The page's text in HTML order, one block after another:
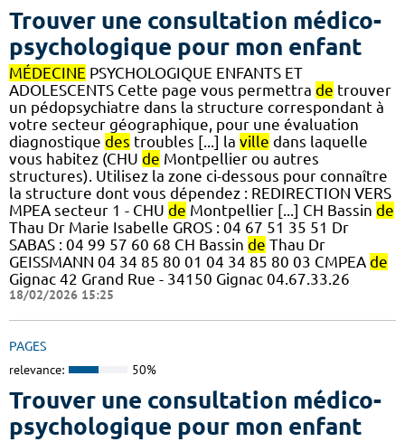
Trouver une consultation médico-
psychologique pour mon enfant
MÉDECINE PSYCHOLOGIQUE ENFANTS ET
ADOLESCENTS Cette page vous permettra de trouver
un pédopsychiatre dans la structure correspondant à
votre secteur géographique, pour une évaluation
diagnostique des troubles [...] la ville dans laquelle
vous habitez (CHU de Montpellier ou autres
structures). Utilisez la zone ci-dessous pour connaître
la structure dont vous dépendez : REDIRECTION VERS
MPEA secteur 1 - CHU de Montpellier [...] CH Bassin de
Thau Dr Marie Isabelle GROS : 04 67 51 35 51 Dr
SABAS : 04 99 57 60 68 CH Bassin de Thau Dr
GEISSMANN 04 34 85 80 01 04 34 85 80 03 CMPEA de
Gignac 42 Grand Rue - 34150 Gignac 04.67.33.26
18/02/2026 15:25
PAGES
relevance: 50%
Trouver une consultation médico-
psychologique pour mon enfant